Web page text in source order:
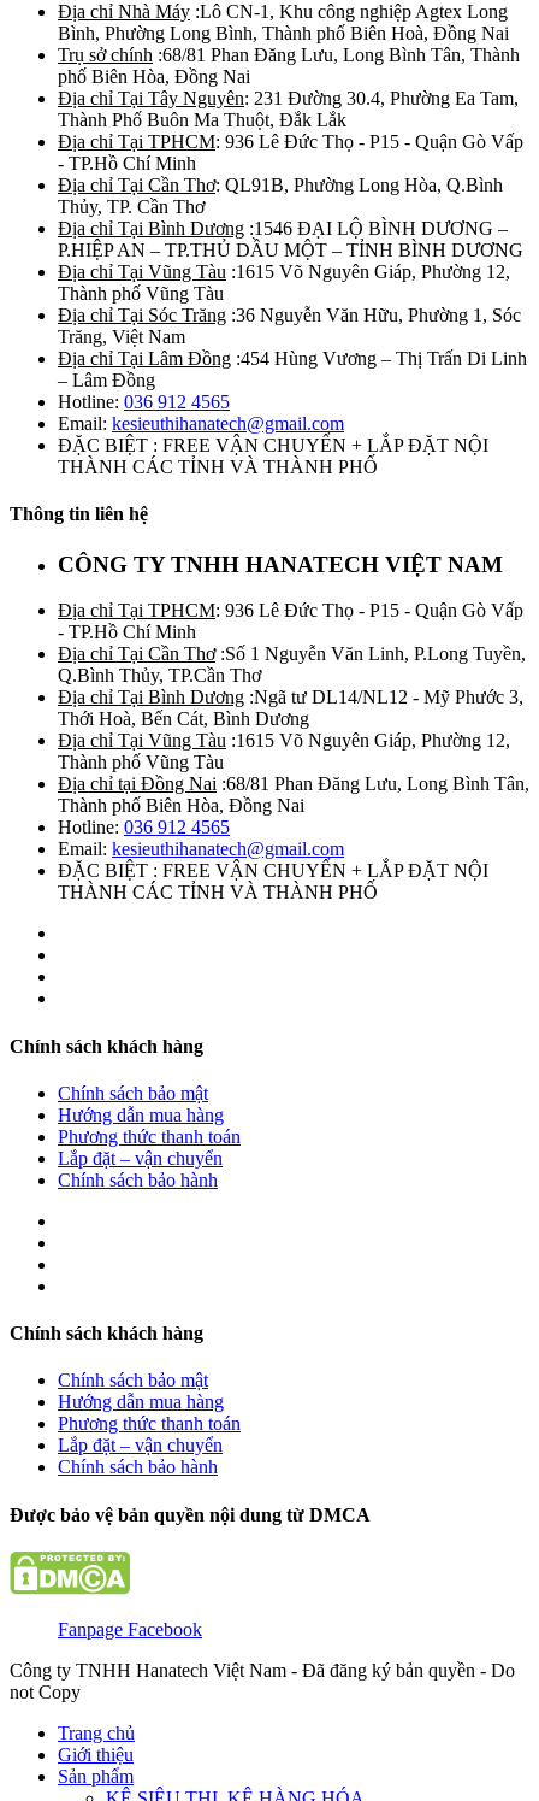
Địa chỉ Nhà Máy :Lô CN-1, Khu công nghiệp Agtex Long
Bình, Phường Long Bình, Thành phố Biên Hoà, Đồng Nai
Trụ sở chính :68/81 Phan Đăng Lưu, Long Bình Tân, Thành
phố Biên Hòa, Đồng Nai
Địa chỉ Tại Tây Nguyên: 231 Đường 30.4, Phường Ea Tam,
Thành Phố Buôn Ma Thuột, Đắk Lắk
Địa chỉ Tại TPHCM: 936 Lê Đức Thọ - P15 - Quận Gò Vấp
- TP.Hồ Chí Minh
Địa chỉ Tại Cần Thơ: QL91B, Phường Long Hòa, Q.Bình
Thủy, TP. Cần Thơ
Địa chỉ Tại Bình Dương :1546 ĐẠI LỘ BÌNH DƯƠNG –
P.HIỆP AN – TP.THỦ DẦU MỘT – TỈNH BÌNH DƯƠNG
Địa chỉ Tại Vũng Tàu :1615 Võ Nguyên Giáp, Phường 12,
Thành phố Vũng Tàu
Địa chỉ Tại Sóc Trăng :36 Nguyễn Văn Hữu, Phường 1, Sóc
Trăng, Việt Nam
Địa chỉ Tại Lâm Đồng :454 Hùng Vương – Thị Trấn Di Linh
– Lâm Đồng
Hotline: 036 912 4565
Email: kesieuthihanatech@gmail.com
ĐẶC BIỆT : FREE VẬN CHUYỂN + LẮP ĐẶT NỘI
THÀNH CÁC TỈNH VÀ THÀNH PHỐ
Thông tin liên hệ
CÔNG TY TNHH HANATECH VIỆT NAM
Địa chỉ Tại TPHCM: 936 Lê Đức Thọ - P15 - Quận Gò Vấp
- TP.Hồ Chí Minh
Địa chỉ Tại Cần Thơ:Số 1 Nguyễn Văn Linh, P.Long Tuyền,
Q.Bình Thủy, TP.Cần Thơ
Địa chỉ Tại Bình Dương :Ngã tư DL14/NL12 - Mỹ Phước 3,
Thới Hoà, Bến Cát, Bình Dương
Địa chỉ Tại Vũng Tàu :1615 Võ Nguyên Giáp, Phường 12,
Thành phố Vũng Tàu
Địa chỉ tại Đồng Nai :68/81 Phan Đăng Lưu, Long Bình Tân,
Thành phố Biên Hòa, Đồng Nai
Hotline: 036 912 4565
Email: kesieuthihanatech@gmail.com
ĐẶC BIỆT : FREE VẬN CHUYỂN + LẮP ĐẶT NỘI
THÀNH CÁC TỈNH VÀ THÀNH PHỐ
Chính sách khách hàng
Chính sách bảo mật
Hướng dẫn mua hàng
Phương thức thanh toán
Lắp đặt – vận chuyển
Chính sách bảo hành
Chính sách khách hàng
Chính sách bảo mật
Hướng dẫn mua hàng
Phương thức thanh toán
Lắp đặt – vận chuyển
Chính sách bảo hành
Được bảo vệ bản quyền nội dung từ DMCA
Fanpage Facebook
Công ty TNHH Hanatech Việt Nam - Đã đăng ký bản quyền - Do
not Copy
Trang chủ
Giới thiệu
Sản phẩm